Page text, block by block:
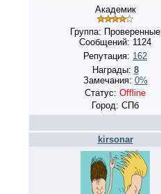
Академик
Группа: Проверенные
Сообщений: 1124
Репутация: 162
Награды: 8
Замечания: 0%
Статус: Offline
Город: СПб
kirsonar